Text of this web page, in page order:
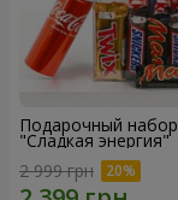
Подарочный набор
"Сладкая энергия"
2 999 грн